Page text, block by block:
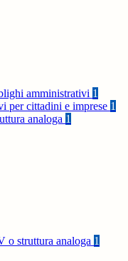
amministrativi 1
per cittadini e imprese 1
analoga 1
o struttura analoga 1